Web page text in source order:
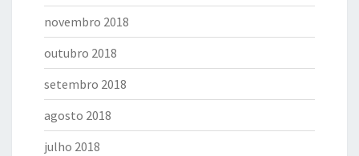
novembro 2018
outubro 2018
setembro 2018
agosto 2018
julho 2018